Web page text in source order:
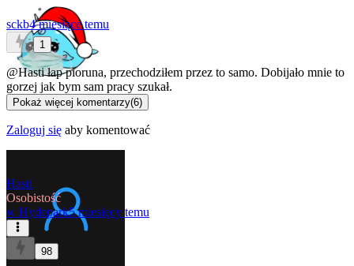
sckb4 miesiące temu
1
@Hastiłap pioruna, przechodziłem przez to samo. Dobijało mnie to
gorzej jak bym sam pracy szukał.
Pokaż więcej komentarzy(6)
Zaloguj się aby komentować
Hasti
Osobistość
w Hydepark5 miesięcy temu
98